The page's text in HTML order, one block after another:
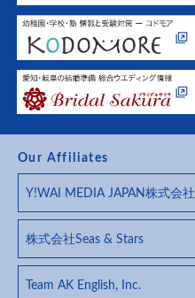
Our Affiliates
Y!WAI MEDIA JAPAN株式会社
株式会社Seas & Stars
Team AK English, Inc.